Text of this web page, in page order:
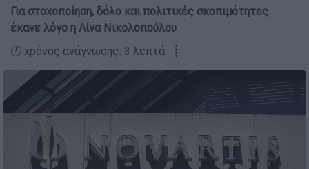
Για στοχοποίηση, δόλο και πολιτικές σκοπιμότητες
έκανε λόγο η Λίνα Νικολοπούλου
🕛 χρόνος ανάγνωσης: 3 λεπτά ┋